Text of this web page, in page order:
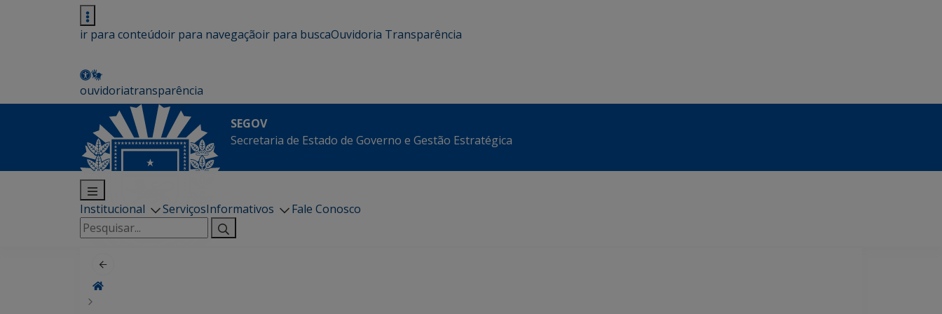
ir para conteúdoir para navegaçãoir para buscaOuvidoria Transparência
ouvidoriatransparência
SEGOV
Secretaria de Estado de Governo e Gestão Estratégica
Institucional ServiçosInformativos
Fale Conosco
Pesquisar
por: